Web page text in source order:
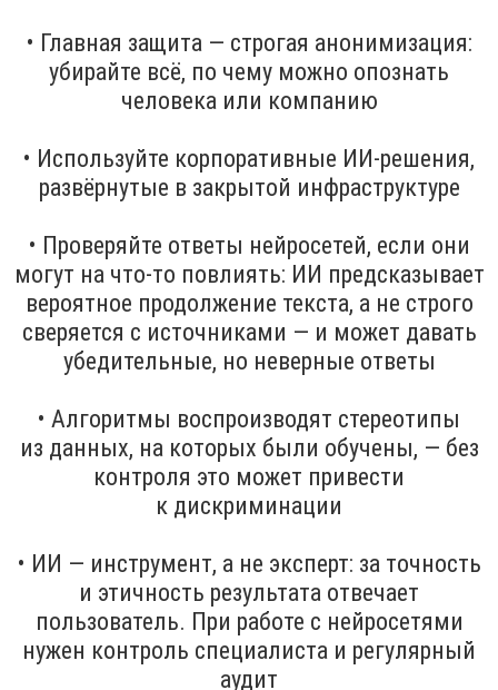
• Главная защита — строгая анонимизация:
убирайте всё, по чему можно опознать
человека или компанию
• Используйте корпоративные ИИ-решения,
развёрнутые в закрытой инфраструктуре
• Проверяйте ответы нейросетей, если они
могут на что-то повлиять: ИИ предсказывает
вероятное продолжение текста, а не строго
сверяется с источниками — и может давать
убедительные, но неверные ответы
• Алгоритмы воспроизводят стереотипы
из данных, на которых были обучены, — без
контроля это может привести
к дискриминации
• ИИ — инструмент, а не эксперт: за точность
и этичность результата отвечает
пользователь. При работе с нейросетями
нужен контроль специалиста и регулярный
аудит